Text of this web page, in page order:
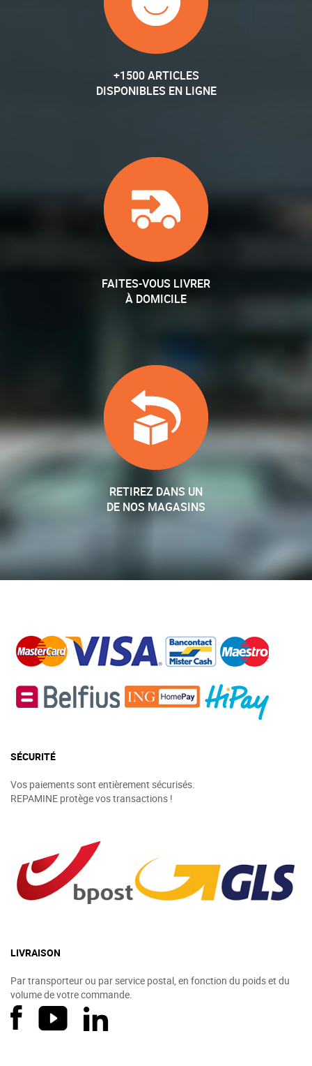
+1500 ARTICLES
DISPONIBLES EN LIGNE
FAITES-VOUS LIVRER
À DOMICILE
RETIREZ DANS UN
DE NOS MAGASINS
SÉCURITÉ
Vos paiements sont entièrement sécurisés.
REPAMINE protège vos transactions !
LIVRAISON
Par transporteur ou par service postal, en fonction du poids et du
volume de votre commande.